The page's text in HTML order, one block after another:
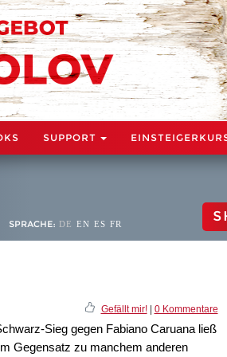
SUPPORT
SPRACHE: DE EN ES FR
Gefällt mir!| 0 Kommentare
Sieg gegen Fabiano Caruana ließ
Gegensatz zu manchem anderen